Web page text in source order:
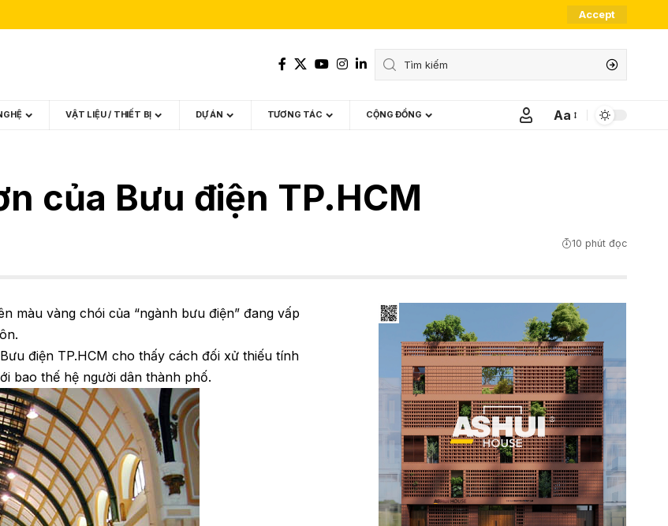
Accept
VẬT LIỆU / THIẾT BỊ DỰ ÁN TƯƠNG TÁC CỘNG ĐỒNG
Font
Aa
của Bưu điện TP.HCM
10 phút đọc
màu vàng chói của “ngành bưu điện” đang vấp
điện TP.HCM cho thấy cách đối xử thiếu tính
bao thế hệ người dân thành phố.